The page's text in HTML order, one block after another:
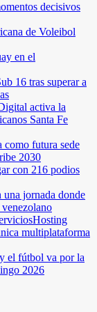
decisivos
de Voleibol
en el
16 tras superar a
activa la
Santa Fe
como futura sede
2030
con 216 podios
jornada donde
multiplataforma
el fútbol va por la
2026